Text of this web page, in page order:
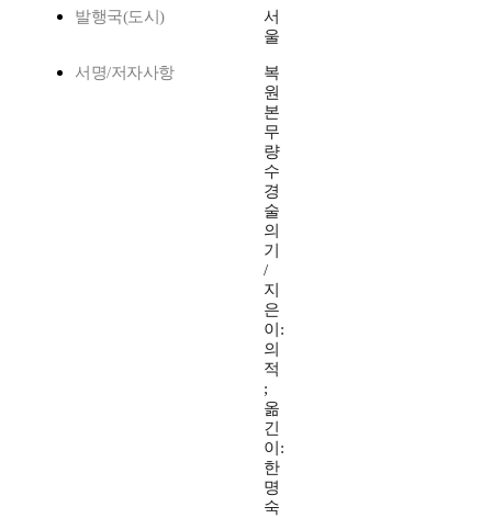
발행국(도시)
서
울
서명/저자사항
복
원
본
무
량
수
경
술
의
기
/
지
은
이:
의
적
;
옮
긴
이:
한
명
숙